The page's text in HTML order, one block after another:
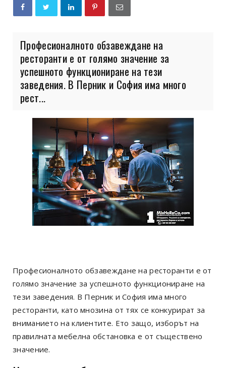
Професионалното обзавеждане на
ресторанти е от голямо значение за
успешното функциониране на тези
заведения. В Перник и София има много
рест...
Професионалното обзавеждане на ресторанти е от
голямо значение за успешното функциониране на
тези заведения. В Перник и София има много
ресторанти, като мнозина от тях се конкурират за
вниманието на клиентите. Ето защо, изборът на
правилната мебелна обстановка е от съществено
значение.